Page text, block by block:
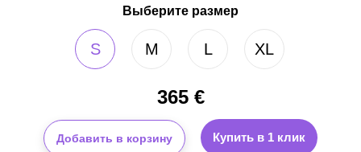
Выберите размер
S M L XL
365€
Добавить в корзину Купить в 1 клик